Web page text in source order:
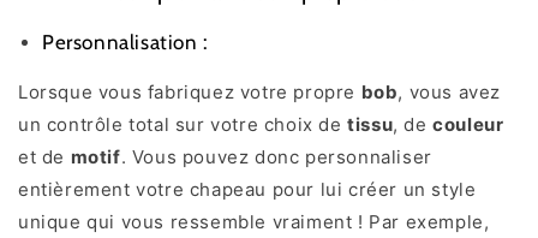
Personnalisation :
Lorsque vous fabriquez votre propre bob, vous avez
un contrôle total sur votre choix detissu, decouleur
et de motif. Vous pouvez donc personnaliser
entièrement votre chapeau pour lui créer un style
unique qui vous ressemble vraiment ! Par exemple,